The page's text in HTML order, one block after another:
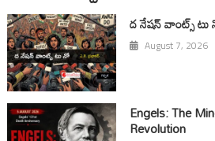
ద నేషన్ వాంట్స్
August 7, 2026
Engels: The
Revolution